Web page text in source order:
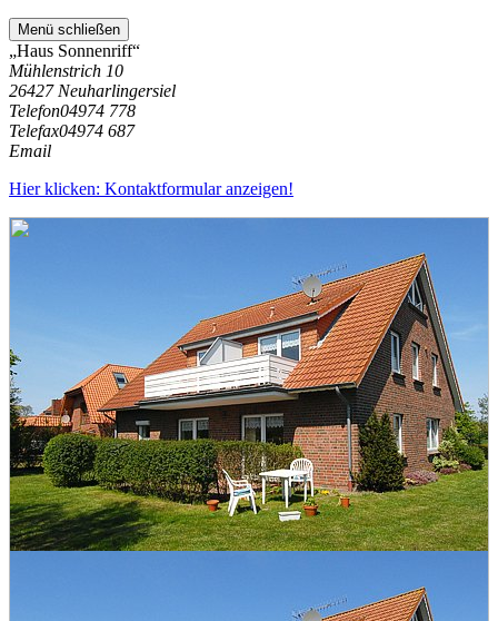
Menü schließen
„Haus Sonnenriff“
Mühlenstrich 10
26427 Neuharlingersiel
Telefon04974 778
Telefax04974 687
Email
Hier klicken: Kontaktformular anzeigen!